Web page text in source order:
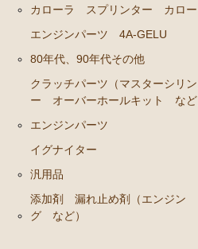
エンジン電装パーツ（イグ
ンカップリング ホース類
ブレーキパーツ（マスター
ーズシリンダー オーバーホ
ステアリングパーツ（各種
ツ ラックエンド タイロッ
カローラ スプリンター カロー
エンジンパーツ 4A-GELU
80年代、90年代その他
クラッチパーツ（マスターシリ
ー オーバーホールキット など
エンジンパーツ
イグナイター
汎用品
添加剤 漏れ止め剤（エンジン
グ など）